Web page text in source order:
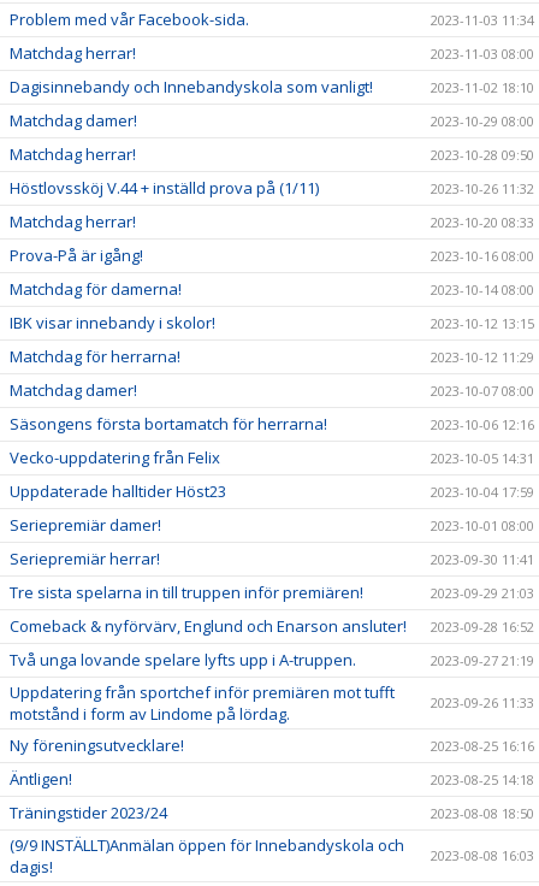
Problem med vår Facebook-sida. 2023-11-03 11:34
Matchdag herrar! 2023-11-03 08:00
Dagisinnebandy och Innebandyskola som vanligt! 2023-11-02 18:10
Matchdag damer! 2023-10-29 08:00
Matchdag herrar! 2023-10-28 09:50
Höstlovssköj V.44 + inställd prova på (1/11) 2023-10-26 11:32
Matchdag herrar! 2023-10-20 08:33
Prova-På är igång! 2023-10-16 08:00
Matchdag för damerna! 2023-10-14 08:00
IBK visar innebandy i skolor! 2023-10-12 13:15
Matchdag för herrarna! 2023-10-12 11:29
Matchdag damer! 2023-10-07 08:00
Säsongens första bortamatch för herrarna! 2023-10-06 12:16
Vecko-uppdatering från Felix 2023-10-05 14:31
Uppdaterade halltider Höst23 2023-10-04 17:59
Seriepremiär damer! 2023-10-01 08:00
Seriepremiär herrar! 2023-09-30 11:41
Tre sista spelarna in till truppen inför premiären! 2023-09-29 21:03
Comeback & nyförvärv, Englund och Enarson ansluter! 2023-09-28 16:52
Två unga lovande spelare lyfts upp i A-truppen. 2023-09-27 21:19
Uppdatering från sportchef inför premiären mot tufft
motstånd i form av Lindome på lördag.
2023-09-26 11:33
Ny föreningsutvecklare! 2023-08-25 16:16
Äntligen! 2023-08-25 14:18
Träningstider 2023/24 2023-08-08 18:50
(9/9 INSTÄLLT)Anmälan öppen för Innebandyskola och
dagis!
2023-08-08 16:03